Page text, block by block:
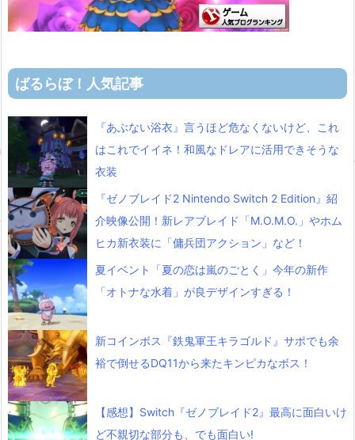
ばるらぼ！人気記事
『あぶない浴衣』言うほど危なくないけど、これ
はこれでイイネ！和風なドレアに活用できそうな
衣装
『ゼノブレイド2 Nintendo Switch 2 Edition』紹
介映像公開！新レアブレイド「M.O.M.O.」やホム
ヒカ新衣装に「傭兵団アクション」など！
夏イベント「夏の恋は嵐のごとく」今年の新作
「オトナな水着」が良デザインすぎる！
新コインボス『鉄鬼軍王キラゴルド』サポでも余
裕で倒せるDQ11から来たキンピカなボス！
【感想】Switch『ゼノブレイド2』最高に面白いけ
ど不親切な部分も、でも面白い!